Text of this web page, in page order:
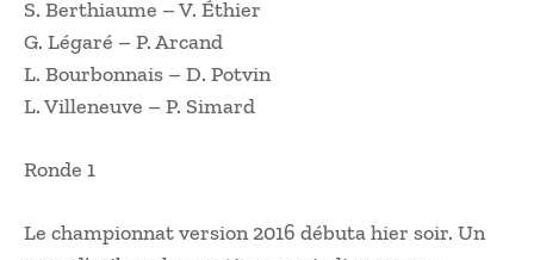
S. Berthiaume – V. Éthier
G. Légaré – P. Arcand
L. Bourbonnais – D. Potvin
L. Villeneuve – P. Simard
Ronde 1
Le championnat version 2016 débuta hier soir. Un